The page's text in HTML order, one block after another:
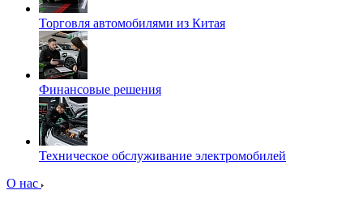
Торговля автомобилями из Китая
Финансовые решения
Техническое обслуживание электромобилей
О нас